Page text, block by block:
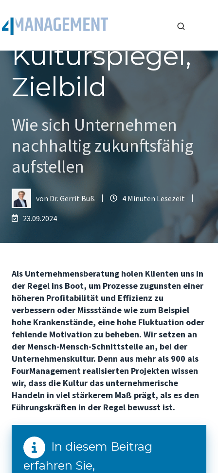
Glaubenssätze,
Kulturspiegel,
Zielbild
Wie sich Unternehmen
nachhaltig zukunftsfähig
aufstellen
von Dr. Gerrit Buß 4 Minuten Lesezeit
23.09.2024
Als Unternehmensberatung holen Klienten uns in
der Regel ins Boot, um Prozesse zugunsten einer
höheren Profitabilität und Effizienz zu
verbessern oder Missstände wie zum Beispiel
hohe Krankenstände, eine hohe Fluktuation oder
fehlende Motivation zu beheben. Wir setzen an
der Mensch-Mensch-Schnittstelle an, bei der
Unternehmenskultur. Denn aus mehr als 900 als
FourManagement realisierten Projekten wissen
wir, dass die Kultur das unternehmerische
Handeln in viel stärkerem Maß prägt, als es den
Führungskräften in der Regel bewusst ist.
In diesem Beitrag
erfahren Sie,